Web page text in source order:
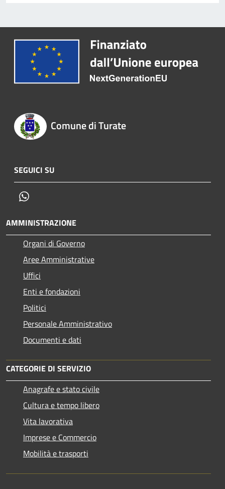
Comune di Turate
SEGUICI SU
AMMINISTRAZIONE
Organi di Governo
Aree Amministrative
Uffici
Enti e fondazioni
Politici
Personale Amministrativo
Documenti e dati
CATEGORIE DI SERVIZIO
Anagrafe e stato civile
Cultura e tempo libero
Vita lavorativa
Imprese e Commercio
Mobilità e trasporti